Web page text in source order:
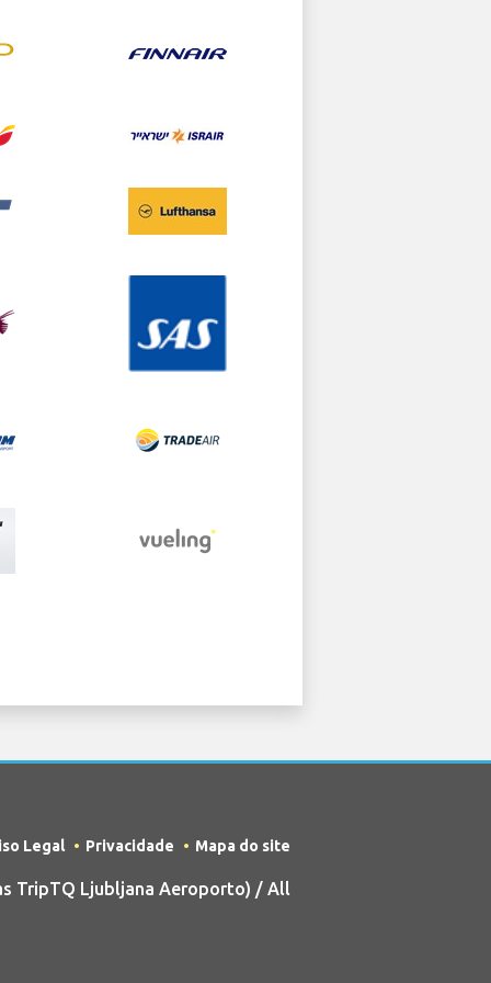
Legal Privacidade Mapa do site
TripTQ Ljubljana Aeroporto) / All